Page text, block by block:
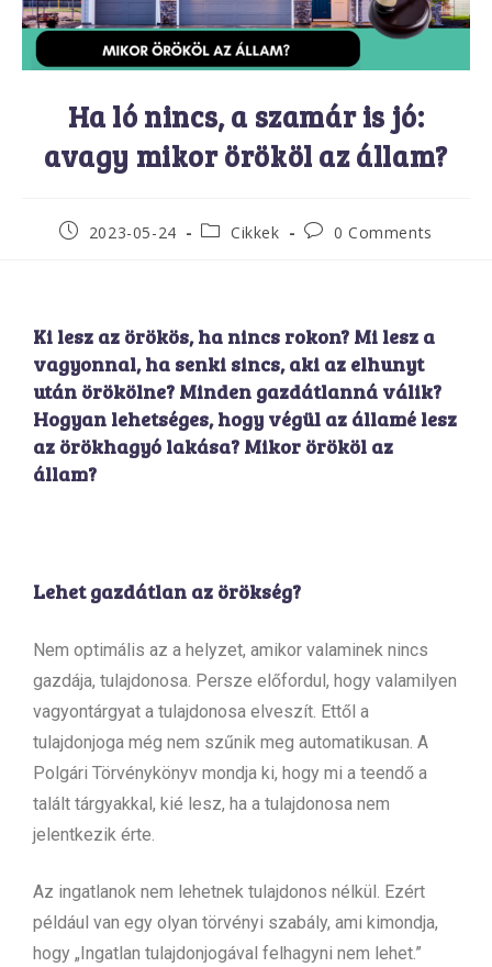
Ha ló nincs, a szamár is jó:
avagy mikor örököl az állam?
2023-05-24 Cikkek 0 Comments
Ki lesz az örökös, ha nincs rokon? Mi lesz a
vagyonnal, ha senki sincs, aki az elhunyt
után örökölne? Minden gazdátlanná válik?
Hogyan lehetséges, hogy végül az államé lesz
az örökhagyó lakása? Mikor örököl az
állam?
Lehet gazdátlan az örökség?
Nem optimális az a helyzet, amikor valaminek nincs
gazdája, tulajdonosa. Persze előfordul, hogy valamilyen
vagyontárgyat a tulajdonosa elveszít. Ettől a
tulajdonjoga még nem szűnik meg automatikusan. A
Polgári Törvénykönyv mondja ki, hogy mi a teendő a
talált tárgyakkal, kié lesz, ha a tulajdonosa nem
jelentkezik érte.
Az ingatlanok nem lehetnek tulajdonos nélkül. Ezért
például van egy olyan törvényi szabály, ami kimondja,
hogy „Ingatlan tulajdonjogával felhagyni nem lehet.”